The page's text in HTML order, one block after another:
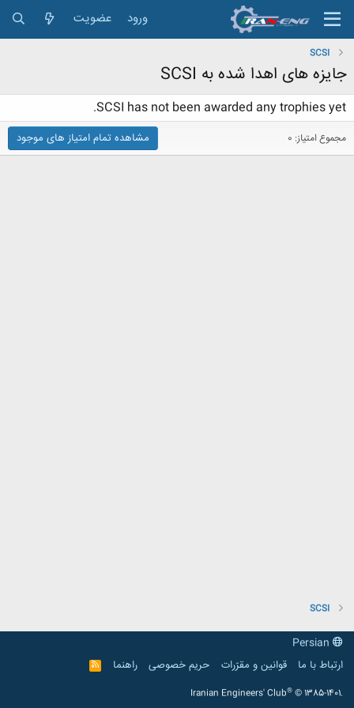
ورود عضویت
SCSI
جایزه های اهدا شده به SCSI
SCSI has not been awarded any trophies yet.
مجموع امتیاز: 0 مشاهده تمام امتیاز های موجود
SCSI
ارتباط با ما
قوانین و مقرّرات حریم خصوصی راهنما
R
S
Iranian Engineers' Club® © 1385-1401.